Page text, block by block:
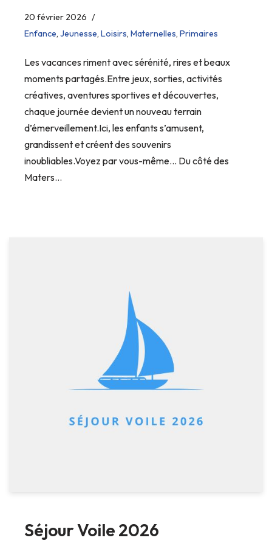
20 février 2026
Enfance, Jeunesse, Loisirs, Maternelles, Primaires
Les vacances riment avec sérénité, rires et beaux
moments partagés.Entre jeux, sorties, activités
créatives, aventures sportives et découvertes,
chaque journée devient un nouveau terrain
d’émerveillement.Ici, les enfants s’amusent,
grandissent et créent des souvenirs
inoubliables.Voyez par vous-même… Du côté des
Maters…
Séjour Voile 2026